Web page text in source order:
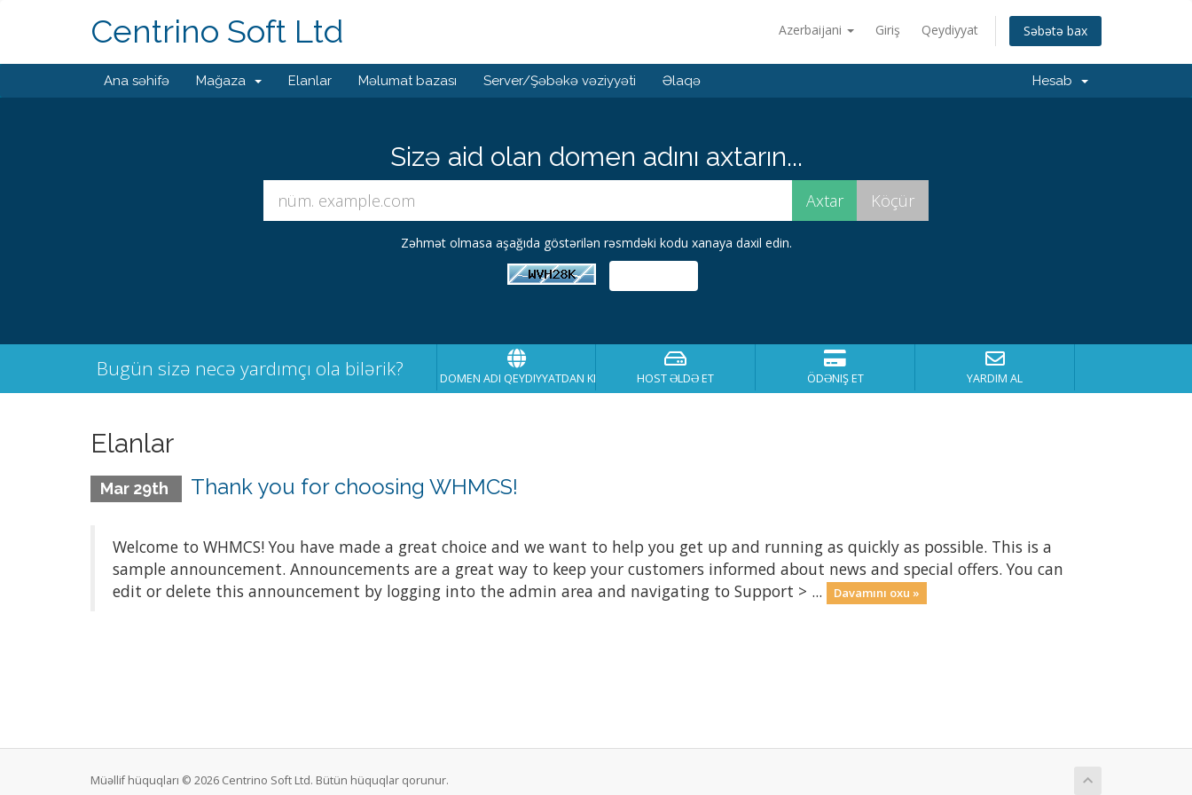
Azerbaijani Giriş Qeydiyyat Səbətə bax
Centrino Soft Ltd
Ana səhifə Mağaza Elanlar Məlumat bazası Server/Şəbəkə vəziyyəti Əlaqə Hesab
Sizə aid olan domen adını axtarın...
Zəhmət olmasa aşağıda göstərilən rəsmdəki kodu xanaya daxil edin.
Bugün sizə necə yardımçı ola bilərik? DOMEN ADI QEYDIYYATDAN KEÇIRT HOST ƏLDƏ ET ÖDƏNIŞ ET YARDIM AL
Elanlar
Mar 29th Thank you for choosing WHMCS!
Welcome to WHMCS! You have made a great choice and we want to help you get up and running as quickly as possible. This is a
sample announcement. Announcements are a great way to keep your customers informed about news and special offers. You can
edit or delete this announcement by logging into the admin area and navigating to Support > ...
Davamını oxu »
Müəllif hüquqları © 2026 Centrino Soft Ltd. Bütün hüquqlar qorunur.